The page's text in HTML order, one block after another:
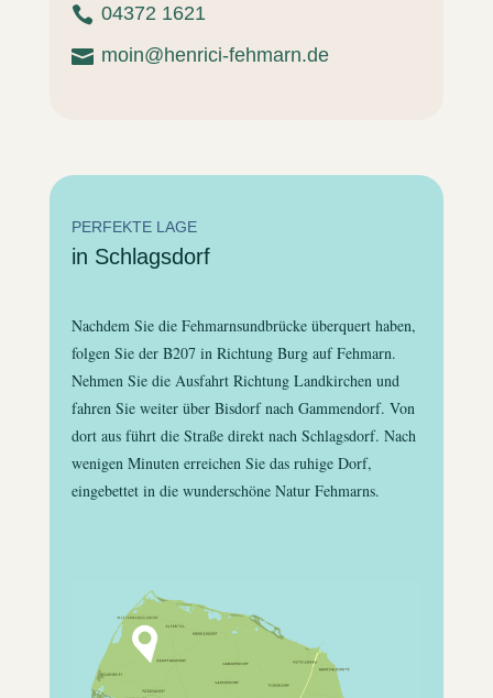
 04372 1621
 moin@henrici-fehmarn.de
PERFEKTE LAGE
in Schlagsdorf
Nachdem Sie die Fehmarnsundbrücke überquert haben,
folgen Sie der B207 in Richtung Burg auf Fehmarn.
Nehmen Sie die Ausfahrt Richtung Landkirchen und
fahren Sie weiter über Bisdorf nach Gammendorf. Von
dort aus führt die Straße direkt nach Schlagsdorf. Nach
wenigen Minuten erreichen Sie das ruhige Dorf,
eingebettet in die wunderschöne Natur Fehmarns.